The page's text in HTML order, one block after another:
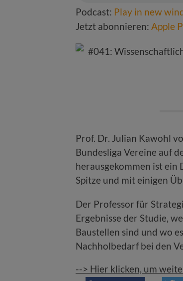
Podcast: Play in new
Jetzt abonnieren: Apple
Prof. Dr. Julian Kawohl
Bundesliga Vereine auf
herausgekommen ist ein
Spitze und mit einigen
Der Professor für
Ergebnisse der Studie,
Baustellen sind und wo
Nachholbedarf bei den
--> Hier klicken, um